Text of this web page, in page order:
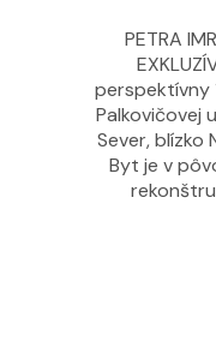
PETRA
perspektívny
Palkovičovej
Sever, blízko
Byt je v